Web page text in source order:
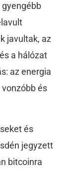
javultak, az
a hálózat
az energia
és
és
jegyzett
bitcoinra